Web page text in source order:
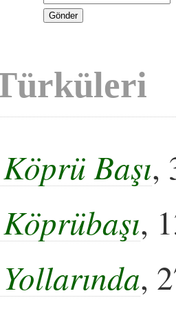
Başı,
,
,